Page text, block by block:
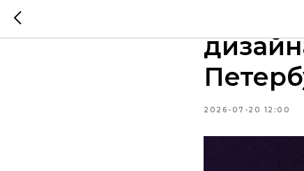
2026-07-20 12:00